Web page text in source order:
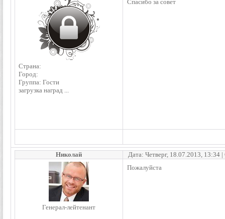
Страна:
Город:
Группа: Гости
загрузка наград ...
Спасибо за совет
Николай Дата: Четверг, 18.07.2013, 13:34
Генерал-лейтенант
Пожалуйста